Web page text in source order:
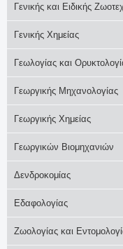
Γενικής και Ειδικής
Γενικής Χημείας
Γεωλογίας και
Γεωργικής Μηχανολογίας
Γεωργικής Χημείας
Γεωργικών Βιομηχανιών
Δενδροκομίας
Εδαφολογίας
Ζωολογίας και